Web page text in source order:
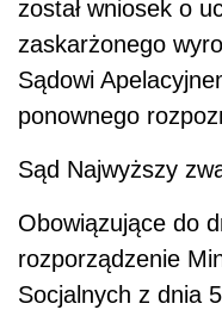
został wniosek o
zaskarżonego
Sądowi
ponownego
Sąd Najwyższy
Obowiązujące do
rozporządzenie
Socjalnych z dnia